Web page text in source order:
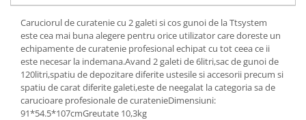
Caruciorul de curatenie cu 2 galeti si cos gunoi de la Ttsystem
este cea mai buna alegere pentru orice utilizator care doreste un
echipamente de curatenie profesional echipat cu tot ceea ce ii
este necesar la indemana.Avand 2 galeti de 6litri,sac de gunoi de
120litri,spatiu de depozitare diferite ustesile si accesorii precum si
spatiu de carat diferite galeti,este de neegalat la categoria sa de
carucioare profesionale de curatenieDimensiuni:
91*54.5*107cmGreutate 10,3kg